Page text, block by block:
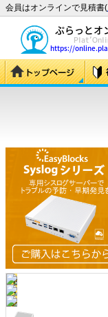
会員はオンラインで見積書(